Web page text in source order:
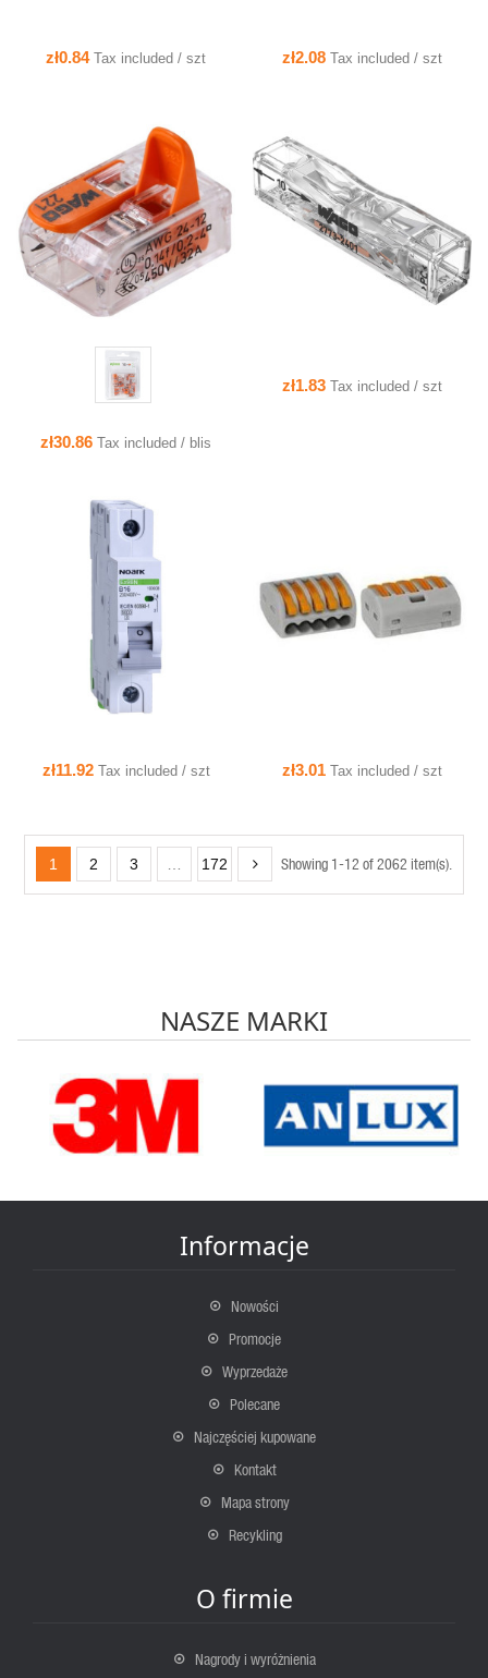
zł0.84 Tax included / szt zł2.08 Tax included / szt
QUICK VIEW
zł30.86 Tax included / blis
QUICK VIEW
zł1.83 Tax included / szt
QUICK VIEW
zł11.92 Tax included / szt
QUICK VIEW
zł3.01 Tax included / szt
1 2 3 … 172 Showing 1-12 of 2062 item(s).
NASZE MARKI
Informacje
Nowości
Promocje
Wyprzedaże
Polecane
Najczęściej kupowane
Kontakt
Mapa strony
Recykling
O firmie
Nagrody i wyróżnienia